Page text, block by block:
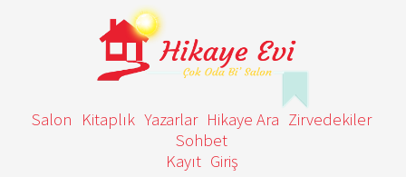
Salon Kitaplık Yazarlar Hikaye Ara Zirvedekiler
Sohbet
Kayıt Giriş